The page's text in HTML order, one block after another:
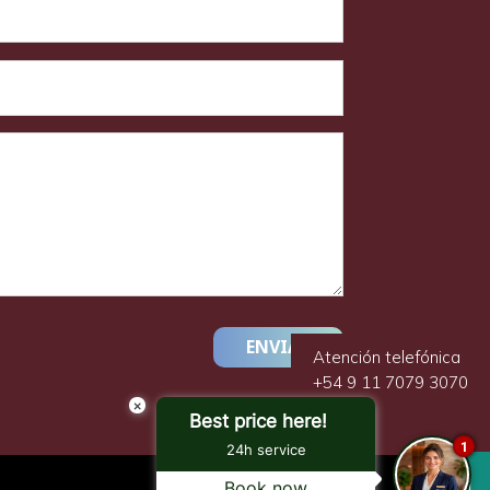
ENVIAR
Atención telefónica
+54 9 11 7079 3070
×
Best price here!
24h service 1